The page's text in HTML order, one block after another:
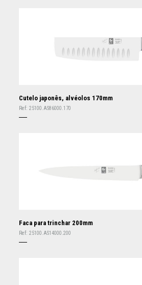
Cutelo japonês, alvéolos 170mm
Ref: 25100.AS86000.170
Faca para trinchar 200mm
Ref: 25100.AS14000.200